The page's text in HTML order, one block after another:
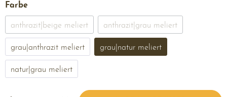
Farbe
anthrazit|beige meliert anthrazit|grau meliert
grau|anthrazit meliert grau|natur meliert
natur|grau meliert